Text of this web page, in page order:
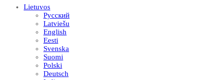
Lietuvos
Русский
Latviešu
English
Eesti
Svenska
Suomi
Polski
Deutsch